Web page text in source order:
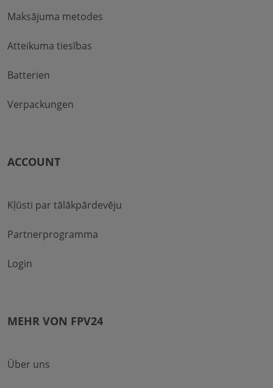
Maksājuma metodes
Atteikuma tiesības
Batterien
Verpackungen
ACCOUNT
Kļūsti par tālākpārdevēju
Partnerprogramma
Login
MEHR VON FPV24
Über uns